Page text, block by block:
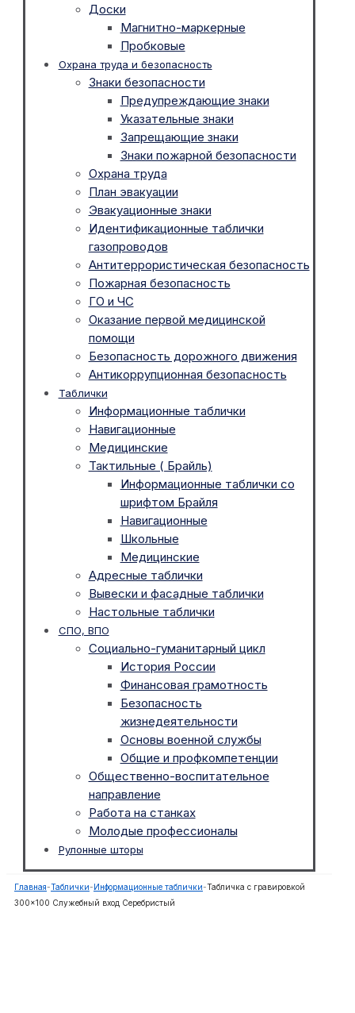
Доски
Магнитно-маркерные
Пробковые
Охрана труда и безопасность
Знаки безопасности
Предупреждающие знаки
Указательные знаки
Запрещающие знаки
Знаки пожарной безопасности
Охрана труда
План эвакуации
Эвакуационные знаки
Идентификационные таблички
газопроводов
Антитеррористическая безопасность
Пожарная безопасность
ГО и ЧС
Оказание первой медицинской
помощи
Безопасность дорожного движения
Антикоррупционная безопасность
Таблички
Информационные таблички
Навигационные
Медицинские
Тактильные ( Брайль)
Информационные таблички со
шрифтом Брайля
Навигационные
Школьные
Медицинские
Адресные таблички
Вывески и фасадные таблички
Настольные таблички
СПО, ВПО
Социально-гуманитарный цикл
История России
Финансовая грамотность
Безопасность
жизнедеятельности
Основы военной службы
Общие и профкомпетенции
Общественно-воспитательное
направление
Работа на станках
Молодые профессионалы
Рулонные шторы
Главная-Таблички- Информационные таблички-Табличка с гравировкой
300×100 Служебный вход Серебристый